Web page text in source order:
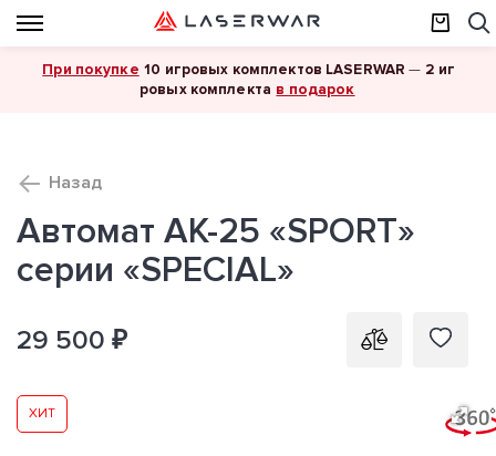
При покупке 10 игровых комплектов LASERWAR — 2 иг
ровых комплекта в подарок
Назад
Автомат АК-25 «SPORT»
серии «SPECIAL»
29 500 ₽
ХИТ